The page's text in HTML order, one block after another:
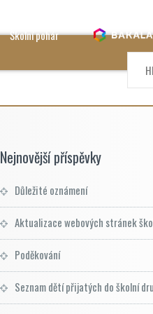
Školní pohár
Nejnovější příspěvky
Důležité oznámení
Aktualizace webových stránek
Poděkování
Seznam dětí přijatých do školní